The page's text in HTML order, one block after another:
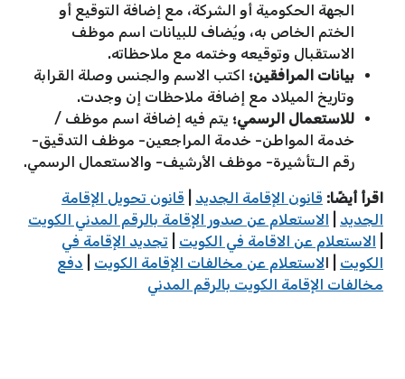
الجهة الحكومية أو الشركة، مع إضافة التوقيع أو
الختم الخاص به، ويُضاف للبيانات اسم موظف
الاستقبال وتوقيعه وختمه مع ملاحظاته.
بيانات المرافقين؛ اكتب الاسم والجنس وصلة القرابة
وتاريخ الميلاد مع إضافة ملاحظات إن وجدت.
للاستعمال الرسمي؛ يتم فيه إضافة اسم موظف /
خدمة المواطن- خدمة المراجعين- موظف التدقيق-
رقم الـتأشيرة- موظف الأرشيف- والاستعمال الرسمي.
اقرأ أيضًا: قانون الإقامة الجديد
قانون تحويل الإقامة
الجديد
الاستعلام عن صدور الإقامة بالرقم المدني الكويت
الاستعلام عن الاقامة في الكويت
تجديد الإقامة في
الكويت
لاستعلام عن مخالفات الإقامة الكويت
دفع
مخالفات الإقامة الكويت بالرقم المدني